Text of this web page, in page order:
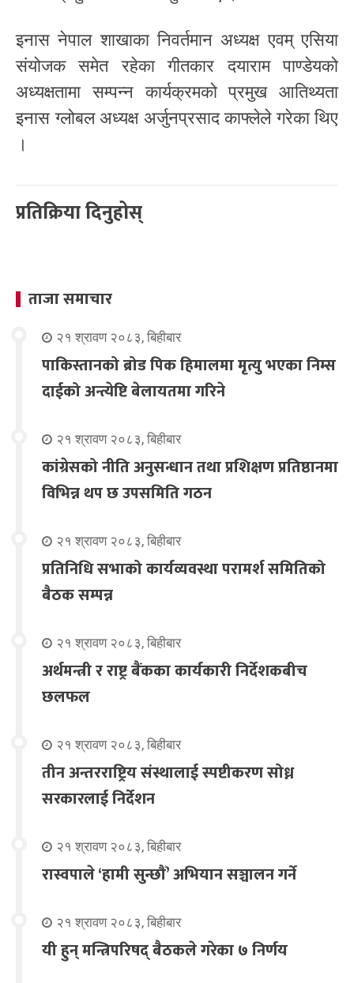
इनास नेपाल शाखाका निवर्तमान अध्यक्ष एवम् एसिया
संयोजक समेत रहेका गीतकार दयाराम पाण्डेयको
अध्यक्षतामा सम्पन्न कार्यक्रमको प्रमुख आतिथ्यता
इनास ग्लोबल अध्यक्ष अर्जुनप्रसाद काफ्लेले गरेका थिए
।
प्रतिक्रिया दिनुहोस्
ताजा समाचार
२१ श्रावण २०८३, बिहीबार
पाकिस्तानको ब्रोड पिक हिमालमा मृत्यु भएका निम्स
दाईको अन्त्येष्टि बेलायतमा गरिने
२१ श्रावण २०८३, बिहीबार
कांग्रेसको नीति अनुसन्धान तथा प्रशिक्षण प्रतिष्ठानमा
विभिन्न थप छ उपसमिति गठन
२१ श्रावण २०८३, बिहीबार
प्रतिनिधि सभाको कार्यव्यवस्था परामर्श समितिको
बैठक सम्पन्न
२१ श्रावण २०८३, बिहीबार
अर्थमन्त्री र राष्ट्र बैंकका कार्यकारी निर्देशकबीच
छलफल
२१ श्रावण २०८३, बिहीबार
तीन अन्तरराष्ट्रिय संस्थालाई स्पष्टीकरण सोध्न
सरकारलाई निर्देशन
२१ श्रावण २०८३, बिहीबार
रास्वपाले ‘हामी सुन्छौँ’ अभियान सञ्चालन गर्ने
२१ श्रावण २०८३, बिहीबार
यी हुन् मन्त्रिपरिषद् बैठकले गरेका ७ निर्णय